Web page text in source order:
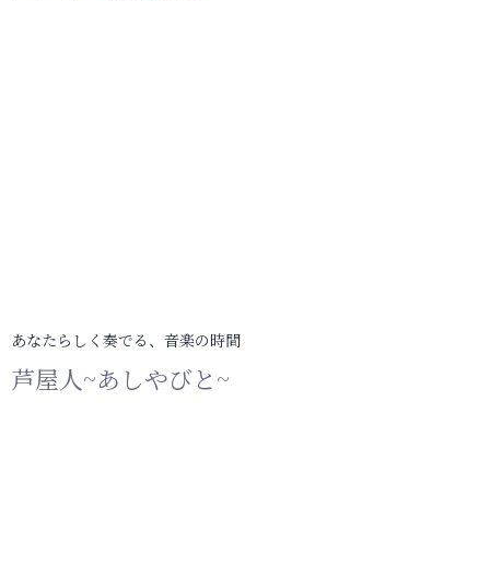
あなたらしく奏でる、音楽の時間
芦屋人~あしやびと~